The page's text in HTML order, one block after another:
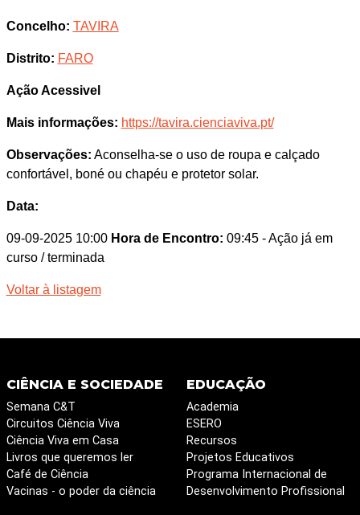
Concelho: TAVIRA
Distrito: FARO
Ação Acessivel
Mais informações: https://tavira.cienciaviva.pt/
Observações: Aconselha-se o uso de roupa e calçado
confortável, boné ou chapéu e protetor solar.
Data:
09-09-2025 10:00 Hora de Encontro: 09:45 - Ação já em
curso / terminada
Voltar à listagem
CIÊNCIA E SOCIEDADE
Semana C&T
Circuitos Ciência Viva
Ciência Viva em Casa
Livros que queremos ler
Café de Ciência
Vacinas - o poder da ciência
EDUCAÇÃO
Academia
ESERO
Recursos
Projetos Educativos
Programa Internacional de
Desenvolvimento Profissional